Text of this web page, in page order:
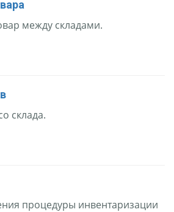
между складами.
склада.
процедуры инвентаризации